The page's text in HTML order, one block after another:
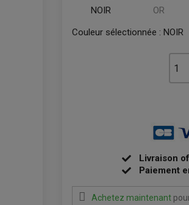
NOIR OR
Couleur sélectionnée : NOIR
Livraison
Paiement
Achetez maintenant